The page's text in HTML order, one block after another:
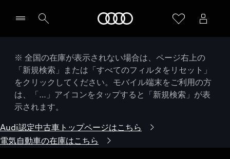
※ 全国の在庫が表示されない場合は、ページ右上の
「新規検索」または「すべてのフィルタをリセット」
をクリックしてください。モバイル端末をご利用の方
は、「…」アイコンをタップすると「新規検索」が表
示されます。
Audi認定中古車トップページはこちら
電気自動車の在庫はこちら